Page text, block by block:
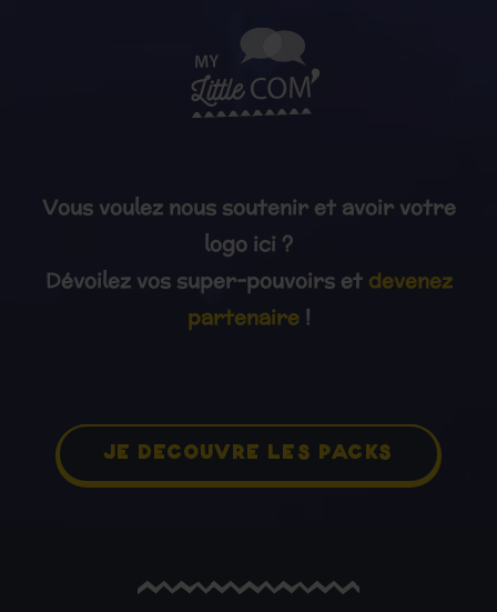
Vous voulez nous soutenir et avoir votre
logo ici ?
Dévoilez vos super-pouvoirs et devenez
partenaire!
je découvre les packs